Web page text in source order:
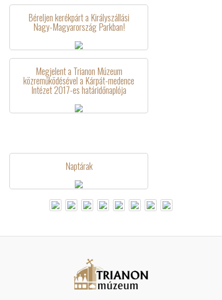
Béreljen kerékpárt a Királyszállási
Nagy-Magyarország Parkban!
Megjelent a Trianon Múzeum
közreműködésével a Kárpát-medence
Intézet 2017-es határidőnaplója
Naptárak